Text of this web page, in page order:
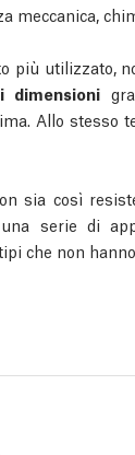
meccanica,
più utilizzato,
dimensioni
Allo stesso
sia così
serie di
che non